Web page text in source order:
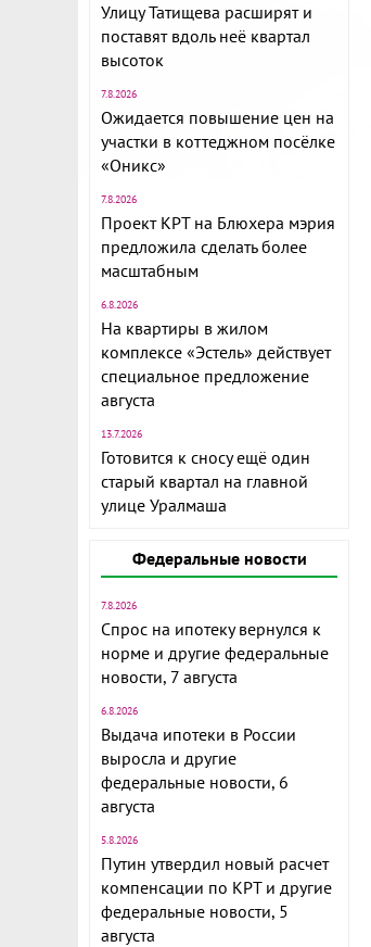
Улицу Татищева расширят и
поставят вдоль неё квартал
высоток
7.8.2026
Ожидается повышение цен на
участки в коттеджном посёлке
«Оникс»
7.8.2026
Проект КРТ на Блюхера мэрия
предложила сделать более
масштабным
6.8.2026
На квартиры в жилом
комплексе «Эстель» действует
специальное предложение
августа
13.7.2026
Готовится к сносу ещё один
старый квартал на главной
улице Уралмаша
Федеральные новости
7.8.2026
Спрос на ипотеку вернулся к
норме и другие федеральные
новости, 7 августа
6.8.2026
Выдача ипотеки в России
выросла и другие
федеральные новости, 6
августа
5.8.2026
Путин утвердил новый расчет
компенсации по КРТ и другие
федеральные новости, 5
августа